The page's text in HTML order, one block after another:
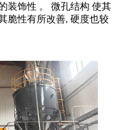
装饰性 。 微孔结构 使其
脆性有所改善, 硬度也较